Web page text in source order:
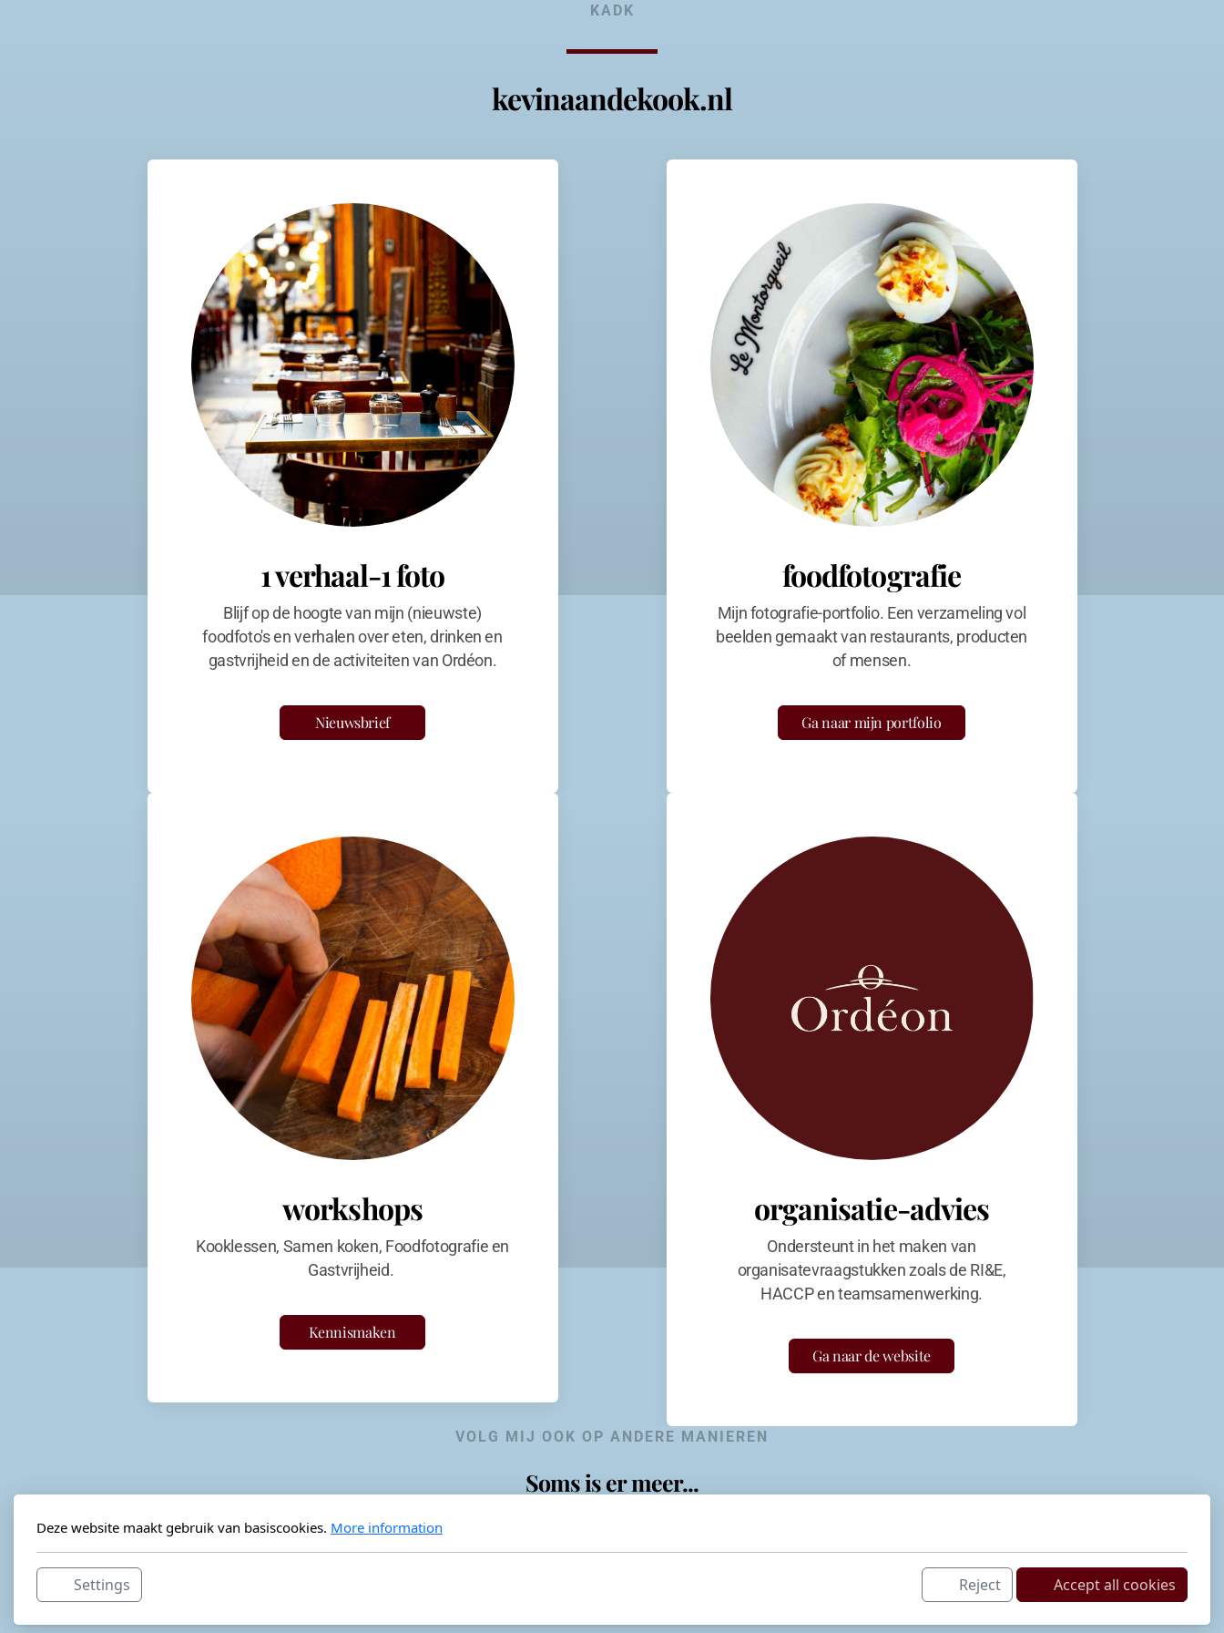
KADK
kevinaandekook.nl
1 verhaal-1 foto
Blijf op de hoogte van mijn (nieuwste)
foodfoto's en verhalen over eten, drinken en
gastvrijheid en de activiteiten van Ordéon.
Nieuwsbrief
foodfotografie
Mijn fotografie-portfolio. Een verzameling vol
beelden gemaakt van restaurants, producten
of mensen.
Ga naar mijn portfolio
workshops
Kooklessen, Samen koken, Foodfotografie en
Gastvrijheid.
Kennismaken
organisatie-advies
Ondersteunt in het maken van
organisatevraagstukken zoals de RI&E,
HACCP en teamsamenwerking.
Ga naar de website
VOLG MIJ OOK OP ANDERE MANIEREN
Soms is er meer...
Deze website maakt gebruik van basiscookies. More information
Settings Reject Accept all cookies